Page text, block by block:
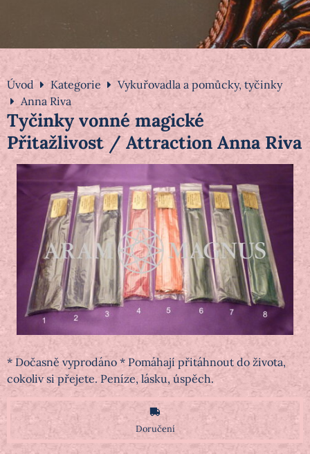
Úvod Kategorie
Vykuřovadla a pomůcky, tyčinky
Anna Riva
Tyčinky vonné magické
Přitažlivost / Attraction Anna Riva
* Dočasně vyprodáno * Pomáhají přitáhnout do života,
cokoliv si přejete. Peníze, lásku, úspěch.
Doručení